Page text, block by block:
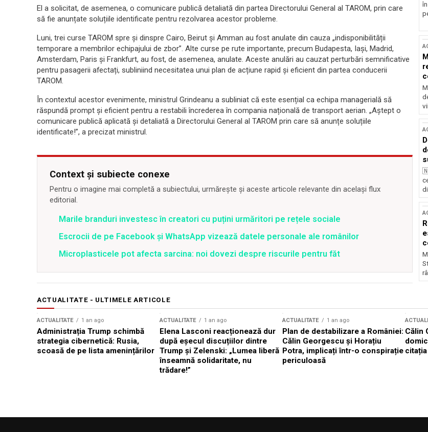
El a solicitat, de asemenea, o comunicare publică detaliată din partea Directorului General al TAROM, prin care
să fie anunțate soluțiile identificate pentru rezolvarea acestor probleme.
Luni, trei curse TAROM spre și dinspre Cairo, Beirut și Amman au fost anulate din cauza „indisponibilității
temporare a membrilor echipajului de zbor”. Alte curse pe rute importante, precum Budapesta, Iași, Madrid,
Amsterdam, Paris și Frankfurt, au fost, de asemenea, anulate. Aceste anulări au cauzat perturbări semnificative
pentru pasagerii afectați, subliniind necesitatea unui plan de acțiune rapid și eficient din partea conducerii
TAROM.
În contextul acestor evenimente, ministrul Grindeanu a subliniat că este esențial ca echipa managerială să
răspundă prompt și eficient pentru a restabili încrederea în compania națională de transport aerian. „Aștept o
comunicare publică aplicată și detaliată a Directorului General al TAROM prin care să anunțe soluțiile
identificate!”, a precizat ministrul.
Context și subiecte conexe
Pentru o imagine mai completă a subiectului, urmărește și aceste articole relevante din același flux
editorial.
Marile branduri investesc în creatori cu puțini urmăritori pe rețele sociale
Escrocii de pe Facebook și WhatsApp vizează datele personale ale românilor
Microplasticele pot afecta sarcina: noi dovezi despre riscurile pentru făt
ACTUALITATE - ULTIMELE ARTICOLE
ACTUALITATE 1 an ago
Administrația Trump schimbă
strategia cibernetică: Rusia,
scoasă de pe lista amenințărilor
ACTUALITATE 1 an ago
Elena Lasconi reacționează dur
după eșecul discuțiilor dintre
Trump și Zelenski: „Lumea liberă
înseamnă solidaritate, nu
trădare!”
ACTUALITATE 1 an ago
Plan de destabilizare a României:
Călin Georgescu și Horațiu
Potra, implicați într-o conspirație
periculoasă
Călin